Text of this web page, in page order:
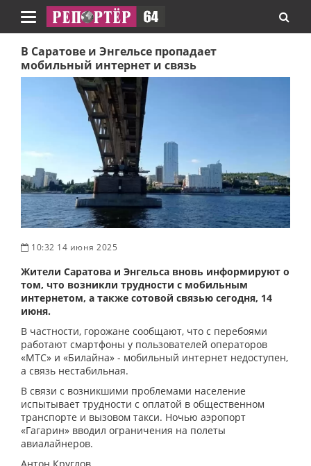
Навигация
В Саратове и Энгельсе пропадает
мобильный интернет и связь
10:32 14 июня 2025
Жители Саратова и Энгельса вновь информируют о
том, что возникли трудности с мобильным
интернетом, а также сотовой связью сегодня, 14
июня.
В частности, горожане сообщают, что с перебоями
работают смартфоны у пользователей операторов
«МТС» и «Билайна» - мобильный интернет недоступен,
а связь нестабильная.
В связи с возникшими проблемами население
испытывает трудности с оплатой в общественном
транспорте и вызовом такси. Ночью аэропорт
«Гагарин» вводил ограничения на полеты
авиалайнеров.